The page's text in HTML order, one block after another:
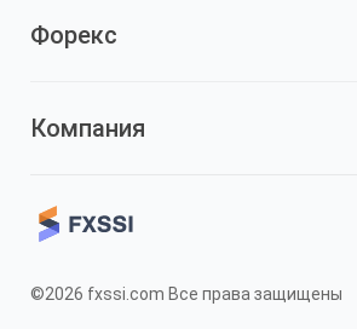
Форекс
Компания
©2026 fxssi.com Все права защищены